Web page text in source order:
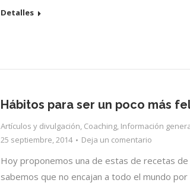
Detalles
Hábitos para ser un poco más
Artículos y divulgación, Coaching, Información
25 septiembre, 2014
Deja un comentario
Hoy proponemos una de estas de recetas
sabemos que no encajan a todo el mundo